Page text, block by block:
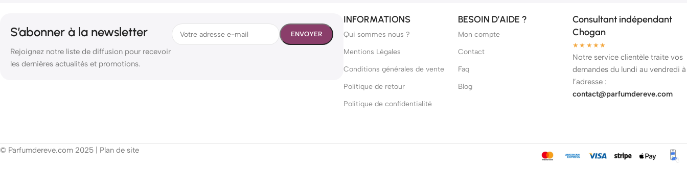
S’abonner à la newsletter
Rejoignez notre liste de diffusion pour recevoir
les dernières actualités et promotions.
INFORMATIONS
Qui sommes nous ?
Mentions Légales
Conditions générales de vente
Politique de retour
Politique de confidentialité
BESOIN D’AIDE ?
Mon compte
Contact
Faq
Blog
Consultant indépendant
Chogan
★★★★★
Notre service clientèle traite vos
demandes du lundi au vendredi à
l’adresse :
contact@parfumdereve.com
© Parfumdereve.com 2025 | Plan de site